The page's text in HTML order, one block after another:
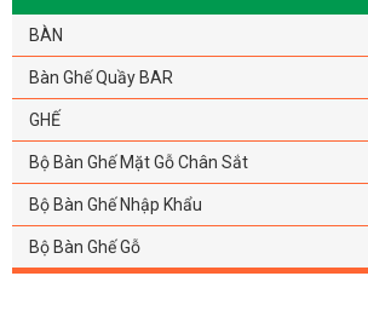
BÀN
Bàn Ghế Quầy BAR
GHẾ
Bộ Bàn Ghế Mặt Gỗ Chân Sắt
Bộ Bàn Ghế Nhập Khẩu
Bộ Bàn Ghế Gỗ